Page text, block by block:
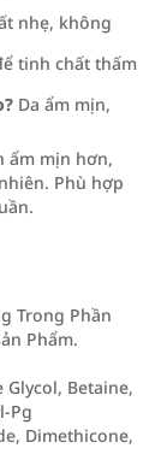
nhẹ, không
tinh chất thấm
Da ẩm mịn,
ẩm mịn hơn,
Phù hợp
Trong Phần
Phẩm.
Glycol, Betaine,
Pg
Dimethicone,